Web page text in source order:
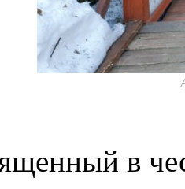
в